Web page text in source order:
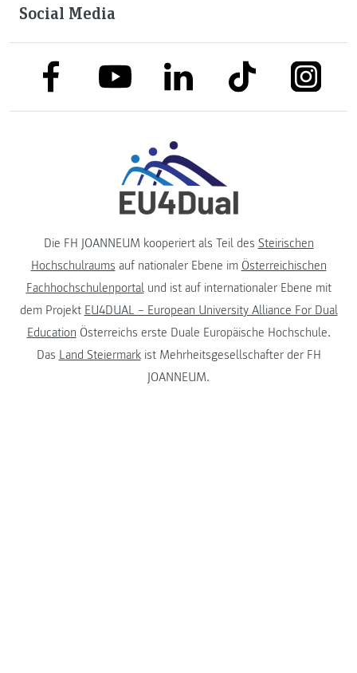
Social Media
link to facebooklink to youtubelink to linkedinlink to tiktok
Die FH JOANNEUM kooperiert als Teil des Steirischen
Hochschulraums auf nationaler Ebene im Österreichischen
Fachhochschulenportalund ist auf internationaler Ebene mit
dem Projekt EU4DUAL – European University Alliance For Dual
Education Österreichs erste Duale Europäische Hochschule.
Das Land Steiermarkist Mehrheitsgesellschafter der FH
JOANNEUM.